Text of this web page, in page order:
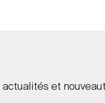
actualités et